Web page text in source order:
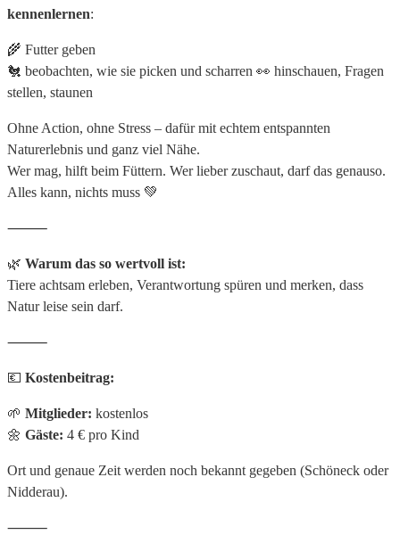
kennenlernen:
🌾 Futter geben
🐔 beobachten, wie sie picken und scharren 👀 hinschauen, Fragen
stellen, staunen
Ohne Action, ohne Stress – dafür mit echtem entspannten
Naturerlebnis und ganz viel Nähe.
Wer mag, hilft beim Füttern. Wer lieber zuschaut, darf das genauso.
Alles kann, nichts muss 💚
⸻
🌿 Warum das so wertvoll ist:
Tiere achtsam erleben, Verantwortung spüren und merken, dass
Natur leise sein darf.
⸻
💶 Kostenbeitrag:
🌱 Mitglieder: kostenlos
🌼 Gäste: 4 € pro Kind
Ort und genaue Zeit werden noch bekannt gegeben (Schöneck oder
Nidderau).
⸻